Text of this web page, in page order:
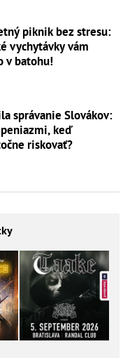
piknik bez stresu:
vychytávky vám
v batohu!
správanie Slovákov:
keď
riskovať?